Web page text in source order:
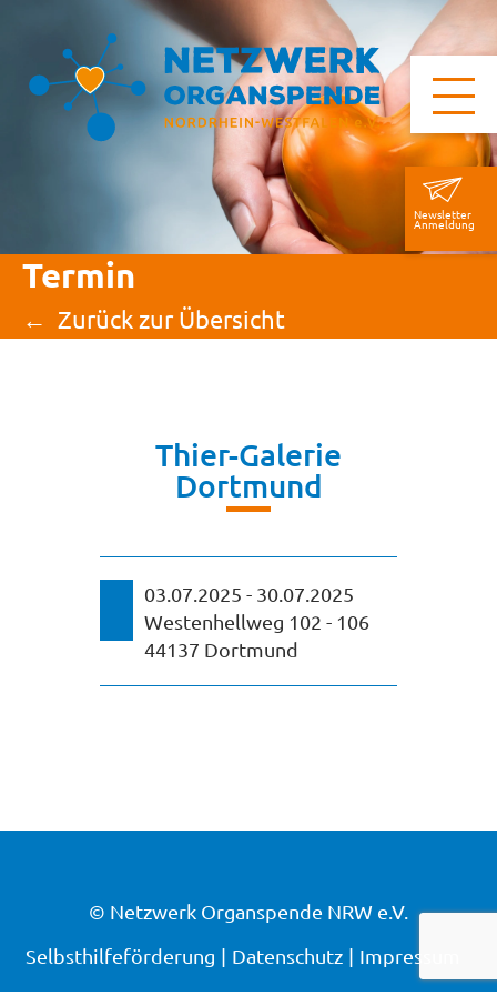
Termin
Zurück zur Übersicht
Thier-Galerie
Dortmund
03.07.2025 - 30.07.2025
Westenhellweg 102 - 106
44137 Dortmund
© Netzwerk Organspende NRW e.V.
Selbsthilfeförderung
Datenschutz Impressum
Newsletter
Anmeldung